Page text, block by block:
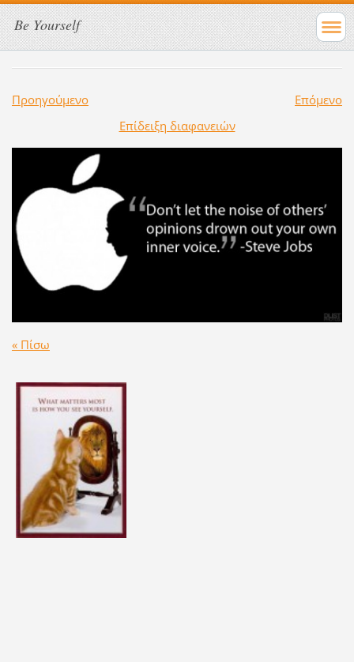
Be Yourself
Προηγούμενο
Επόμενο
Επίδειξη διαφανειών
« Πίσω